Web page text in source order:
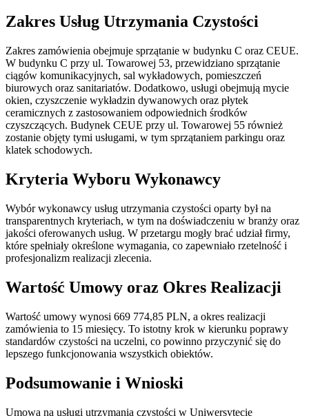
Zakres Usług Utrzymania Czystości
Zakres zamówienia obejmuje sprzątanie w budynku C oraz CEUE.
W budynku C przy ul. Towarowej 53, przewidziano sprzątanie
ciągów komunikacyjnych, sal wykładowych, pomieszczeń
biurowych oraz sanitariatów. Dodatkowo, usługi obejmują mycie
okien, czyszczenie wykładzin dywanowych oraz płytek
ceramicznych z zastosowaniem odpowiednich środków
czyszczących. Budynek CEUE przy ul. Towarowej 55 również
zostanie objęty tymi usługami, w tym sprzątaniem parkingu oraz
klatek schodowych.
Kryteria Wyboru Wykonawcy
Wybór wykonawcy usług utrzymania czystości oparty był na
transparentnych kryteriach, w tym na doświadczeniu w branży oraz
jakości oferowanych usług. W przetargu mogły brać udział firmy,
które spełniały określone wymagania, co zapewniało rzetelność i
profesjonalizm realizacji zlecenia.
Wartość Umowy oraz Okres Realizacji
Wartość umowy wynosi 669 774,85 PLN, a okres realizacji
zamówienia to 15 miesięcy. To istotny krok w kierunku poprawy
standardów czystości na uczelni, co powinno przyczynić się do
lepszego funkcjonowania wszystkich obiektów.
Podsumowanie i Wnioski
Umowa na usługi utrzymania czystości w Uniwersytecie